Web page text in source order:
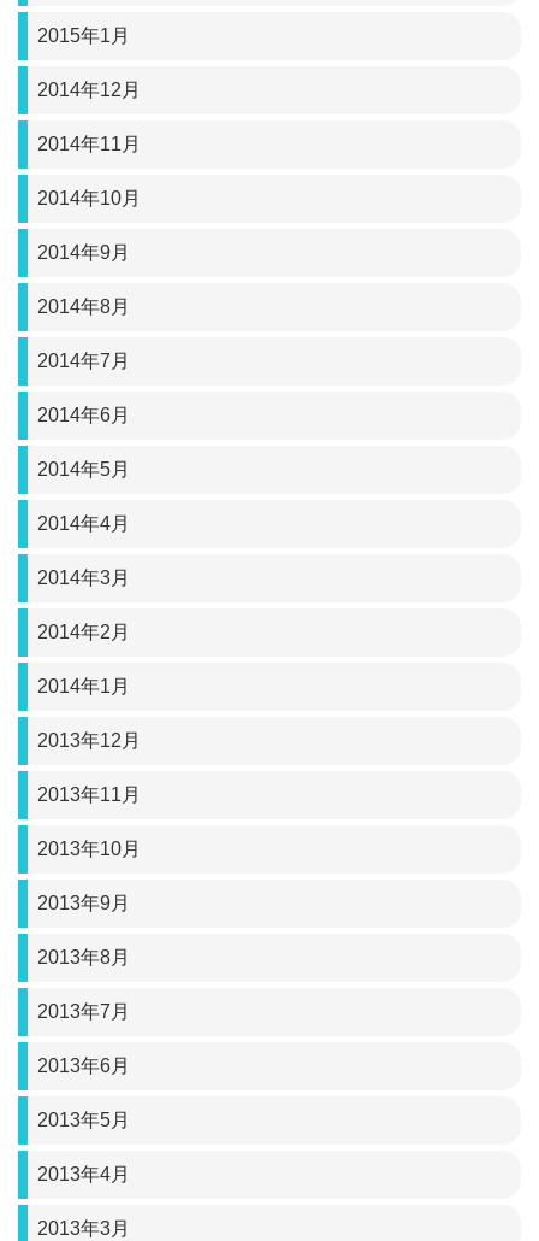
2015年1月
2014年12月
2014年11月
2014年10月
2014年9月
2014年8月
2014年7月
2014年6月
2014年5月
2014年4月
2014年3月
2014年2月
2014年1月
2013年12月
2013年11月
2013年10月
2013年9月
2013年8月
2013年7月
2013年6月
2013年5月
2013年4月
2013年3月